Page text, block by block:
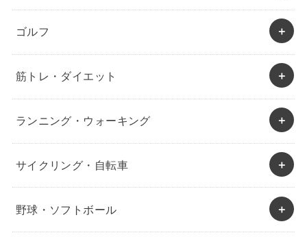
ゴルフ
筋トレ・ダイエット
ランニング・ウォーキング
サイクリング・自転車
野球・ソフトボール